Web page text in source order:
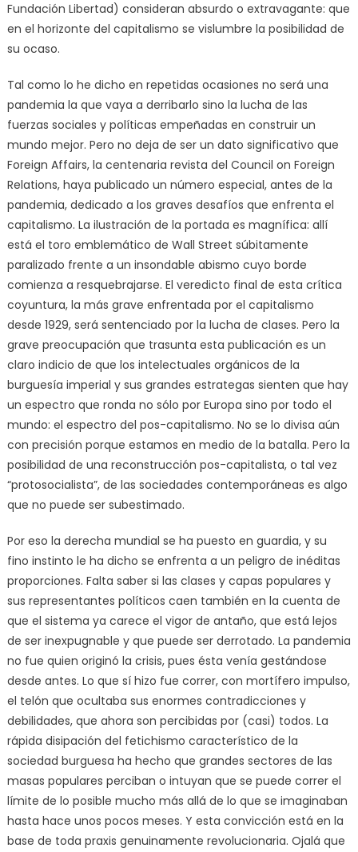
Fundación Libertad) consideran absurdo o extravagante: que
en el horizonte del capitalismo se vislumbre la posibilidad de
su ocaso.
Tal como lo he dicho en repetidas ocasiones no será una
pandemia la que vaya a derribarlo sino la lucha de las
fuerzas sociales y políticas empeñadas en construir un
mundo mejor. Pero no deja de ser un dato significativo que
Foreign Affairs, la centenaria revista del Council on Foreign
Relations, haya publicado un número especial, antes de la
pandemia, dedicado a los graves desafíos que enfrenta el
capitalismo. La ilustración de la portada es magnífica: allí
está el toro emblemático de Wall Street súbitamente
paralizado frente a un insondable abismo cuyo borde
comienza a resquebrajarse. El veredicto final de esta crítica
coyuntura, la más grave enfrentada por el capitalismo
desde 1929, será sentenciado por la lucha de clases. Pero la
grave preocupación que trasunta esta publicación es un
claro indicio de que los intelectuales orgánicos de la
burguesía imperial y sus grandes estrategas sienten que hay
un espectro que ronda no sólo por Europa sino por todo el
mundo: el espectro del pos-capitalismo. No se lo divisa aún
con precisión porque estamos en medio de la batalla. Pero la
posibilidad de una reconstrucción pos-capitalista, o tal vez
“protosocialista”, de las sociedades contemporáneas es algo
que no puede ser subestimado.
Por eso la derecha mundial se ha puesto en guardia, y su
fino instinto le ha dicho se enfrenta a un peligro de inéditas
proporciones. Falta saber si las clases y capas populares y
sus representantes políticos caen también en la cuenta de
que el sistema ya carece el vigor de antaño, que está lejos
de ser inexpugnable y que puede ser derrotado. La pandemia
no fue quien originó la crisis, pues ésta venía gestándose
desde antes. Lo que sí hizo fue correr, con mortífero impulso,
el telón que ocultaba sus enormes contradicciones y
debilidades, que ahora son percibidas por (casi) todos. La
rápida disipación del fetichismo característico de la
sociedad burguesa ha hecho que grandes sectores de las
masas populares perciban o intuyan que se puede correr el
límite de lo posible mucho más allá de lo que se imaginaban
hasta hace unos pocos meses. Y esta convicción está en la
base de toda praxis genuinamente revolucionaria. Ojalá que